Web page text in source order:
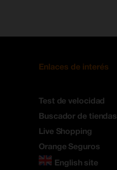
Enlaces de interés
Test de velocidad
Buscador de tiendas
Live Shopping
Orange Seguros
English site